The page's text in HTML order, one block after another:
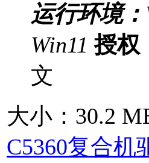
运行环境：
Win11 授权
文
大小：30.2
C5360复合机